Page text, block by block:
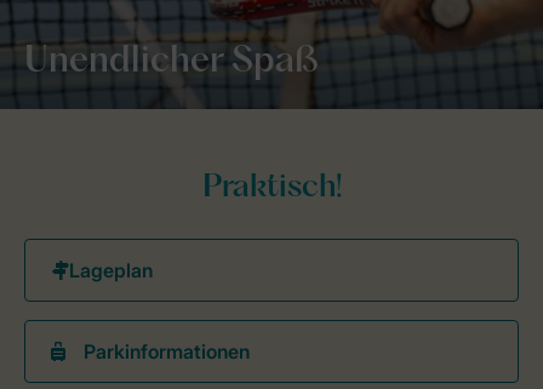
Unendlicher Spaß
Praktisch!
Parkinformationen